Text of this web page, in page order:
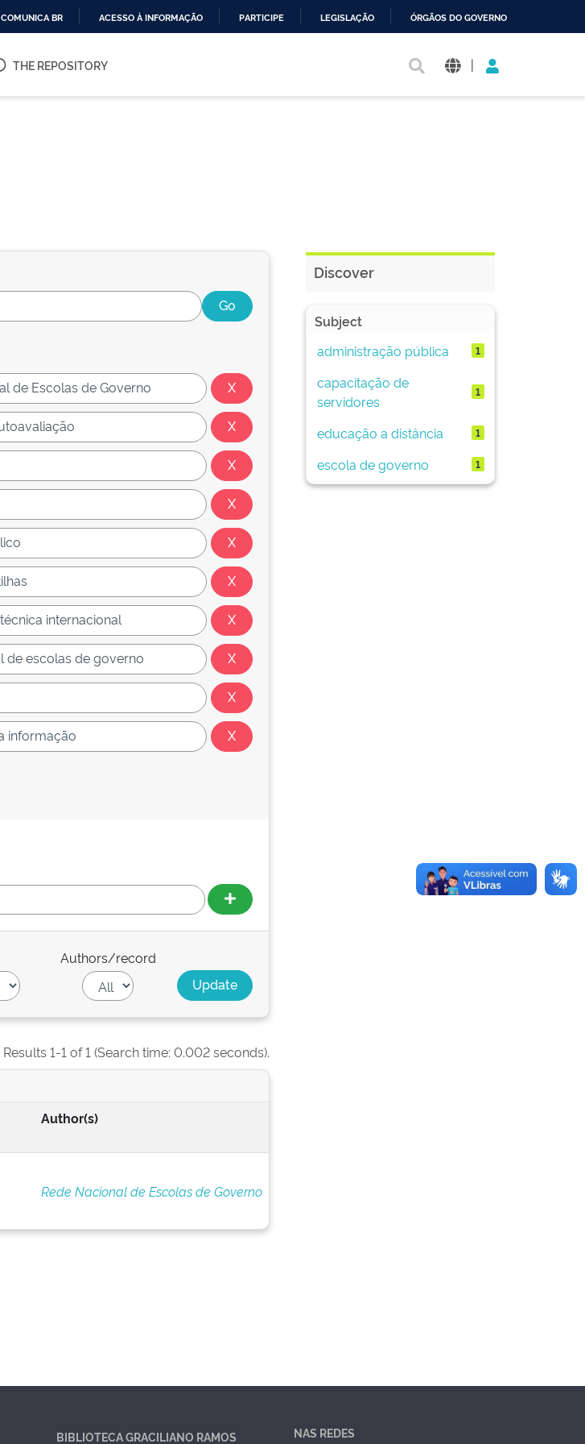
O
COMUNICA BR ACESSO À INFORMAÇÃO PARTICIPE LEGISLAÇÃO ÓRGÃOS DO GOVERNO
THE REPOSITORY |
Authors/record
Results 1-1 of 1 (Search time: 0.002 seconds).
Author(s)
Rede Nacional de Escolas de Governo
Discover
Subject
administração pública
1
capacitação de
servidores
1
educação a distância 1
escola de governo 1
BIBLIOTECA GRACILIANO RAMOS NAS REDES